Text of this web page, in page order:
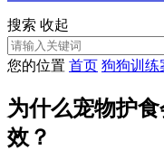
搜索 收起
您的位置 首页 狗狗训练
为什么宠物护
效？